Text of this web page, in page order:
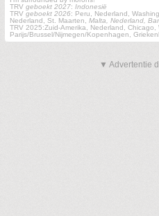
TRV geboekt 2027: Indonesië
TRV geboekt 2026: Peru, Nederland,
Nederland, St. Maarten, Malta, Nederland,
TRV 2025:Zuid-Amerika, Nederland,
Parijs/Brussel/Nijmegen/Kopenhagen,
▼ Advertentie